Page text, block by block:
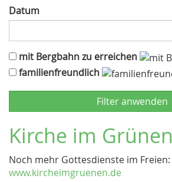
Datum
mit Bergbahn zu erreichen
familienfreundlich
Kirche im Grünen
Noch mehr Gottesdienste im Freien:
www.kircheimgruenen.de